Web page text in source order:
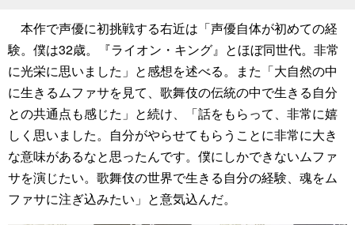
本作で声優に初挑戦する右近は「声優自体が初めての経
験。僕は32歳。『ライオン・キング』とほぼ同世代。非常
に光栄に思いました」と感想を述べる。また「大自然の中
に生きるムファサを見て、歌舞伎の伝統の中で生きる自分
との共通点も感じた」と続け、「話をもらって、非常に嬉
しく思いました。自分がやらせてもらうことに非常に大き
な意味があるなと思ったんです。僕にしかできないムファ
サを演じたい。歌舞伎の世界で生きる自分の経験、魂をム
ファサに注ぎ込みたい」と意気込んだ。